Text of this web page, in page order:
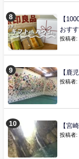
【
おすす
投稿者:
【鹿
投稿者:
【宮
投稿者: